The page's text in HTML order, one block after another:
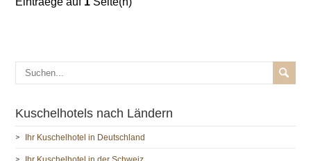
Kuschelhotels nach Ländern
Ihr Kuschelhotel in Deutschland